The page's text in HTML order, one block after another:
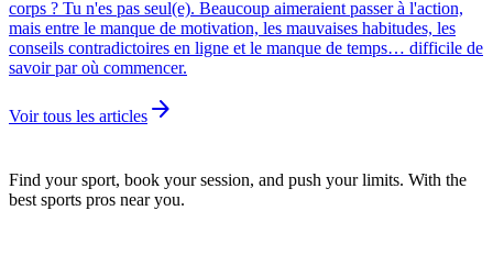
corps ? Tu n'es pas seul(e). Beaucoup aimeraient passer à l'action,
mais entre le manque de motivation, les mauvaises habitudes, les
conseils contradictoires en ligne et le manque de temps… difficile de
savoir par où commencer.
Voir tous les articles arrow_forward
Find your sport, book your session, and push your limits. With the
best sports pros near you.